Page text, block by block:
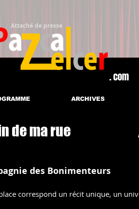
Attaché de presse​
. com
ARCHIVES
de ma rue
des Bonimenteurs
correspond un récit unique, un